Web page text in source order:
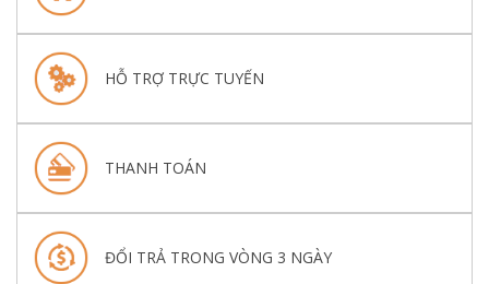
HỖ TRỢ TRỰC TUYẾN
THANH TOÁN
ĐỔI TRẢ TRONG VÒNG 3 NGÀY